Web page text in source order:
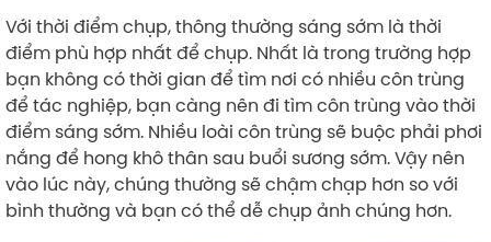
Với thời điểm chụp, thông thường sáng sớm là thời
điểm phù hợp nhất để chụp. Nhất là trong trường hợp
bạn không có thời gian để tìm nơi có nhiều côn trùng
để tác nghiệp, bạn càng nên đi tìm côn trùng vào thời
điểm sáng sớm. Nhiều loài côn trùng sẽ buộc phải phơi
nắng để hong khô thân sau buổi sương sớm. Vậy nên
vào lúc này, chúng thường sẽ chậm chạp hơn so với
bình thường và bạn có thể dễ chụp ảnh chúng hơn.